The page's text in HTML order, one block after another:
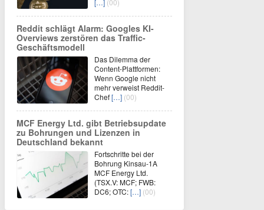
[…] (00)
Reddit schlägt Alarm: Googles KI-
Overviews zerstören das Traffic-
Geschäftsmodell
Das Dilemma der
Content-Plattformen:
Wenn Google nicht
mehr verweist Reddit-
Chef[…] (00)
MCF Energy Ltd. gibt Betriebsupdate
zu Bohrungen und Lizenzen in
Deutschland bekannt
Fortschritte bei der
Bohrung Kinsau-1A
MCF Energy Ltd.
(TSX.V: MCF; FWB:
DC6; OTC:[…] (00)